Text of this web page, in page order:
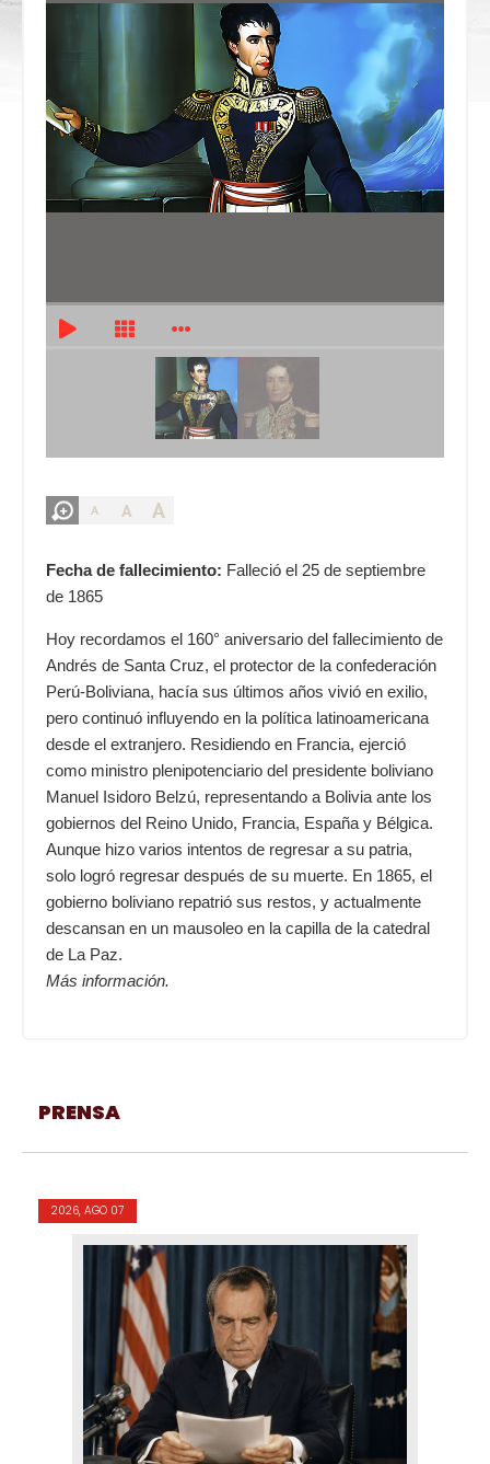
A A A
Fecha de fallecimiento: Falleció el 25 de septiembre
de 1865
Hoy recordamos el 160° aniversario del fallecimiento de
Andrés de Santa Cruz, el protector de la confederación
Perú-Boliviana, hacía sus últimos años vivió en exilio,
pero continuó influyendo en la política latinoamericana
desde el extranjero. Residiendo en Francia, ejerció
como ministro plenipotenciario del presidente boliviano
Manuel Isidoro Belzú, representando a Bolivia ante los
gobiernos del Reino Unido, Francia, España y Bélgica.
Aunque hizo varios intentos de regresar a su patria,
solo logró regresar después de su muerte. En 1865, el
gobierno boliviano repatrió sus restos, y actualmente
descansan en un mausoleo en la capilla de la catedral
de La Paz.
Más información.
PRENSA
2026, AGO 07